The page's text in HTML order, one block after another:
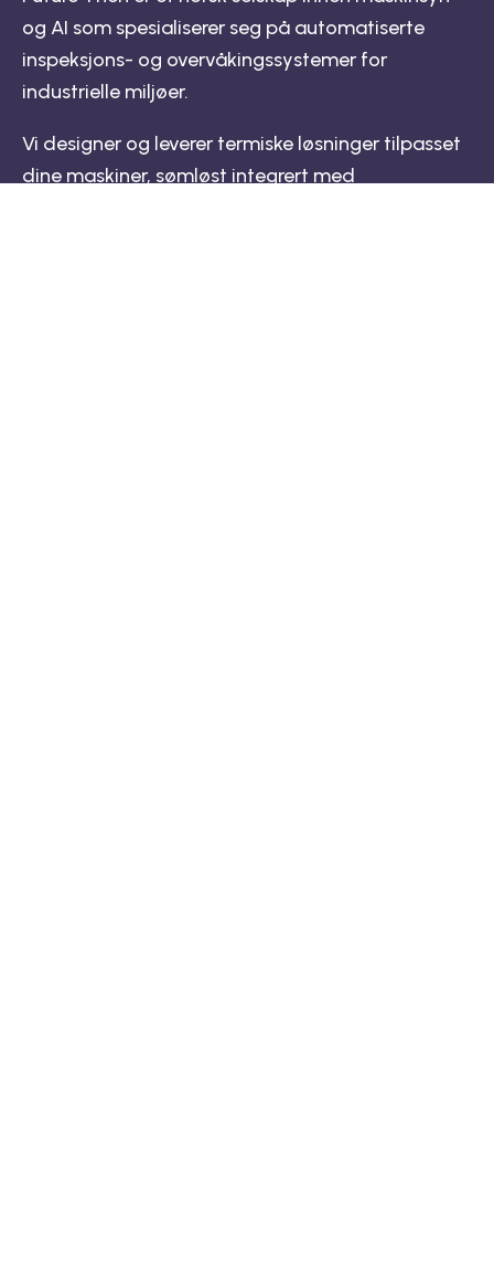
og AI som spesialiserer seg på automatiserte
inspeksjons- og overvåkingssystemer for
industrielle miljøer.
Vi designer og leverer termiske løsninger tilpasset
dine maskiner, sømløst integrert med